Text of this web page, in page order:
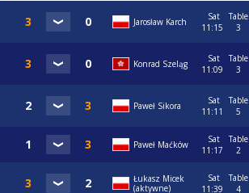
Jarosław Karch
Sat
11:15
Table
3
Konrad Szeląg
Sat
11:09
Table
3
Paweł Sikora
Sat
11:11
Table
5
Paweł Maćków
Sat
11:17
Table
2
Łukasz Micek
(aktywne)
Sat
11:39
Table
4